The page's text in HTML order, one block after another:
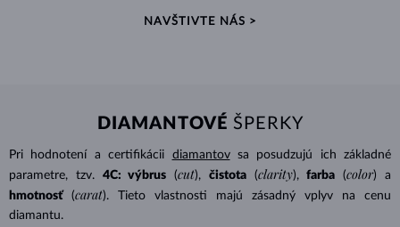
NAVŠTIVTE NÁS >
DIAMANTOVÉ ŠPERKY
Pri hodnotení a certifikácii diamantovsa posudzujú ich základné
parametre, tzv.
4C: výbrus (cut), čistota (clarity), farba (color) a
hmotnosť
(carat). Tieto vlastnosti majú zásadný vplyv na cenu
diamantu.